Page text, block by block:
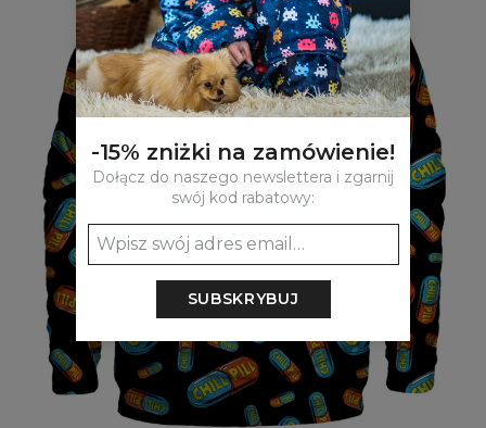
-15% zniżki na zamówienie!
Dołącz do naszego newslettera i zgarnij
swój kod rabatowy:
SUBSKRYBUJ